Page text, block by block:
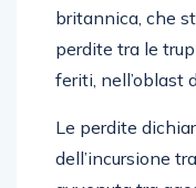
britannica, che
perdite tra le
feriti, nell’oblast
Le perdite
dell’incursione